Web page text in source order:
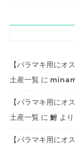
【バラマキ用にオ
土産一覧 に
【バラマキ用にオ
土産一覧 に 鮒 より
【バラマキ用にオ